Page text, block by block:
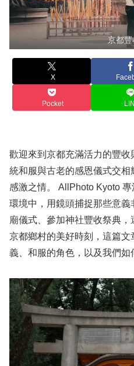
京都
X
Pocket
歡迎來到京都充滿活力的豐
統和服與古老的感恩儀式交
感激之情。 AllPhoto Kyoto
環境中，用鏡頭捕捉那些意
廟儀式、參加神社豐收祭典
京都鄉村的美好時刻，這篇
義、和服的角色，以及我們如